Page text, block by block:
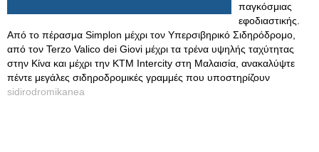
παγκόσμιας
εφοδιαστικής.
Από το πέρασμα Simplon μέχρι τον Υπερσιβηρικό Σιδηρόδρομο,
από τον Terzo Valico dei Giovi μέχρι τα τρένα υψηλής ταχύτητας
στην Κίνα και μέχρι την KTM Intercity στη Μαλαισία, ανακαλύψτε
πέντε μεγάλες σιδηροδρομικές γραμμές που υποστηρίζουν
sidirodromikanea